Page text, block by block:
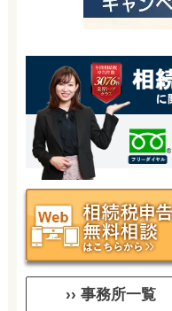
›› 事務所一覧